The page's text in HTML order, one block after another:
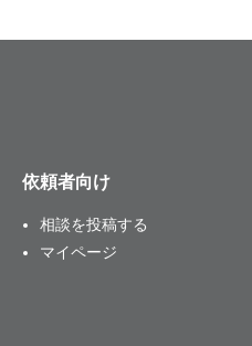
依頼者向け
相談を投稿する
マイページ